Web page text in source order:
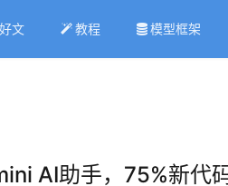
文 教程 模型框架
AI助手，75%新代